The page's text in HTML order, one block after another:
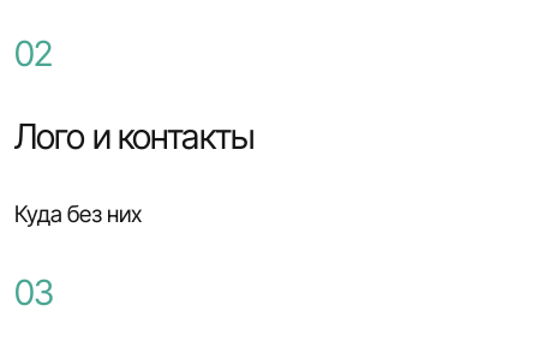
02
Лого и контакты
Куда без них
03